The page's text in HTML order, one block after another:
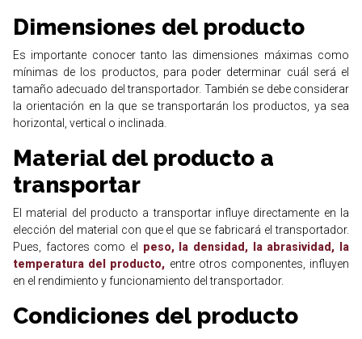
Dimensiones del producto
Es importante conocer tanto las dimensiones máximas como
mínimas de los productos, para poder determinar cuál será el
tamaño adecuado del transportador. También se debe considerar
la orientación en la que se transportarán los productos, ya sea
horizontal, vertical o inclinada.
Material del producto a
transportar
El material del producto a transportar influye directamente en la
elección del material con que el que se fabricará el transportador.
Pues, factores como el peso, la densidad, la abrasividad, la
temperatura del producto, entre otros componentes, influyen
en el rendimiento y funcionamiento del transportador.
Condiciones del producto